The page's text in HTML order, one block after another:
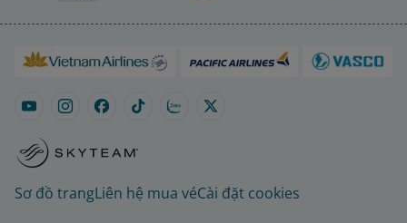
Sơ đồ trangLiên hệ mua véCài đặt cookies